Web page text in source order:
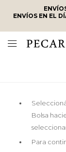
ENVÍOS EN EL

Bolsa
Para